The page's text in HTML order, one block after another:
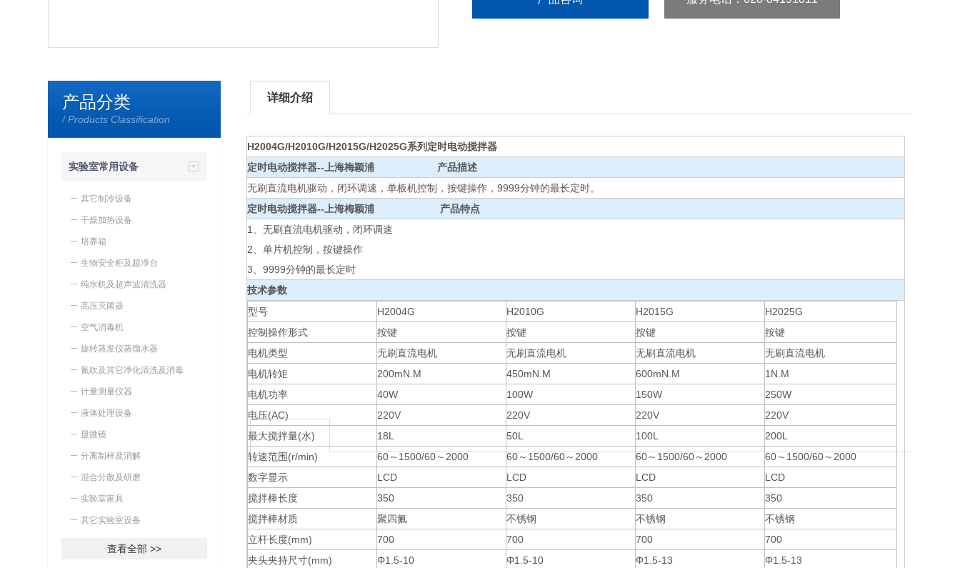
产品分类
/ Products Classification
实验室常用设备
其它制冷设备
干燥加热设备
培养箱
生物安全柜及超净台
纯水机及超声波清洗器
高压灭菌器
空气消毒机
旋转蒸发仪蒸馏水器
氮吹及其它净化清洗及消毒
计量测量仪器
液体处理设备
显微镜
分离制样及消解
混合分散及研磨
实验室家具
其它实验室设备
查看全部 >>
详细介绍
H2004G/H2010G/H2015G/H2025G系列定时电动搅拌器
定时电动搅拌器--上海梅颖浦 产品描述
无刷直流电机驱动，闭环调速，单板机控制，按键操作，9999分钟的最长定时。
定时电动搅拌器--上海梅颖浦 产品特点
1、无刷直流电机驱动，闭环调速
2、单片机控制，按键操作
3、9999分钟的最长定时
技术参数
型号
H2004G H2010G H2015G
H2025G
控制操作形式
按键 按键 按键
按键
电机类型
无刷直流电机 无刷直流电机 无刷直流电机
无刷直流电机
电机转矩
200mN.M 450mN.M 600mN.M
1N.M
电机功率
40W 100W 150W
250W
电压(AC)
220V 220V 220V
220V
最大搅拌量(水)
18L 50L 100L
200L
转速范围(r/min)
60～1500/60～2000 60～1500/60～2000 60～1500/60～2000
60～1500/60～2000
数字显示
LCD LCD LCD
LCD
搅拌棒长度
350 350 350
350
搅拌棒材质
聚四氟 不锈钢 不锈钢
不锈钢
立杆长度(mm)
700 700 700
700
夹头夹持尺寸(mm)
Φ1.5-10 Φ1.5-10 Φ1.5-13
Φ1.5-13